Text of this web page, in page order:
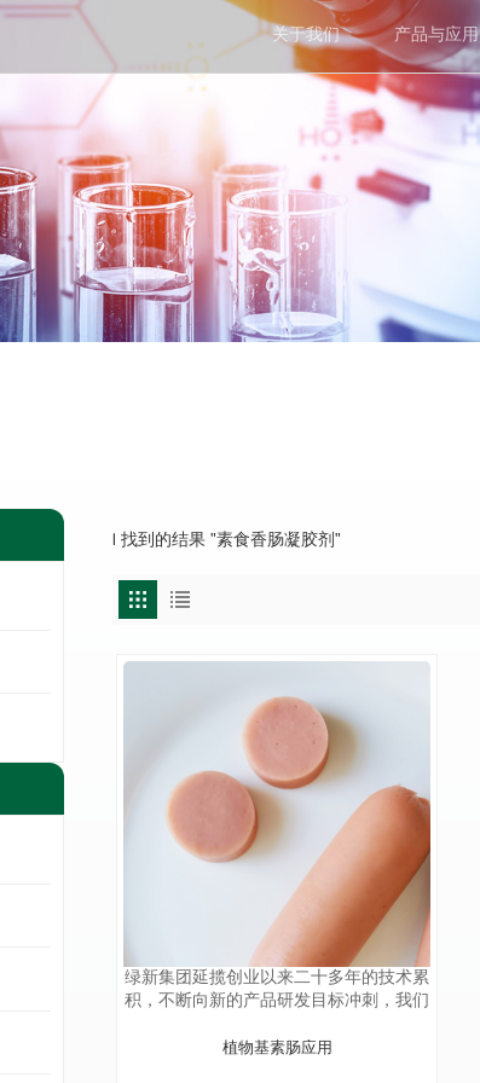
关于我们 产品与应用
1 找到的结果 "素食香肠凝胶剂"
绿新集团延揽创业以来二十多年的技术累
积，不断向新的产品研发目标冲刺，我们
场技术支持，从产品开发、生产到终端产
植物基素肠应用